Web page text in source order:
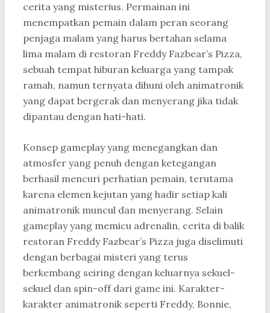
cerita yang misterius. Permainan ini
menempatkan pemain dalam peran seorang
penjaga malam yang harus bertahan selama
lima malam di restoran Freddy Fazbear’s Pizza,
sebuah tempat hiburan keluarga yang tampak
ramah, namun ternyata dihuni oleh animatronik
yang dapat bergerak dan menyerang jika tidak
dipantau dengan hati-hati.
Konsep gameplay yang menegangkan dan
atmosfer yang penuh dengan ketegangan
berhasil mencuri perhatian pemain, terutama
karena elemen kejutan yang hadir setiap kali
animatronik muncul dan menyerang. Selain
gameplay yang memicu adrenalin, cerita di balik
restoran Freddy Fazbear’s Pizza juga diselimuti
dengan berbagai misteri yang terus
berkembang seiring dengan keluarnya sekuel-
sekuel dan spin-off dari game ini. Karakter-
karakter animatronik seperti Freddy, Bonnie,